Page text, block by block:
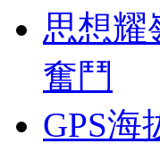
思想耀
奮鬥
GPS海